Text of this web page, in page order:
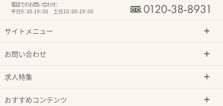
電話でのお問い合わせ：
平日9：30-19：00 土日10：00-19：00
サイトメニュー
お問い合わせ
求人特集
おすすめコンテンツ